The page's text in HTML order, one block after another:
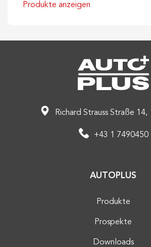
Produkte anzeigen
Richard Strauss Straße 14,
+43 1 7490450
AUTOPLUS
Produkte
Prospekte
Downloads